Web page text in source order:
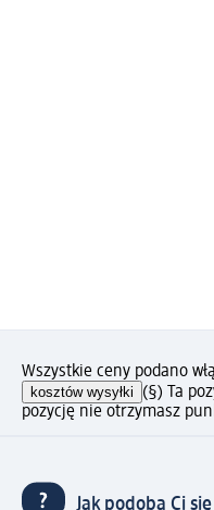
Wszystkie ceny podano
kosztów wysyłki (§) Ta
pozycję nie otrzymasz
Jak podoba Ci